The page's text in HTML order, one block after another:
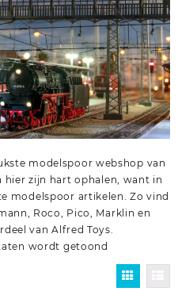
modelspoor webshop van
hier zijn hart ophalen, want in
modelspoor artikelen. Zo vind
Roco Pico Marklin en
vanAlfred Toys
wordt getoond
op
nieuwste